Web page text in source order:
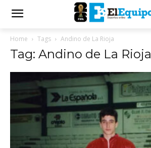
Home Tags Andino de La Rioja
Tag: Andino de La Rioja